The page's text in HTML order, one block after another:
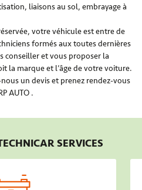
liaisons au sol, embrayage à
votre véhicule est entre de
formés aux toutes dernières
conseiller et vous proposer la
la marque et l’âge de votre voiture.
un devis et prenez rendez-vous
AUTO .
SERVICES